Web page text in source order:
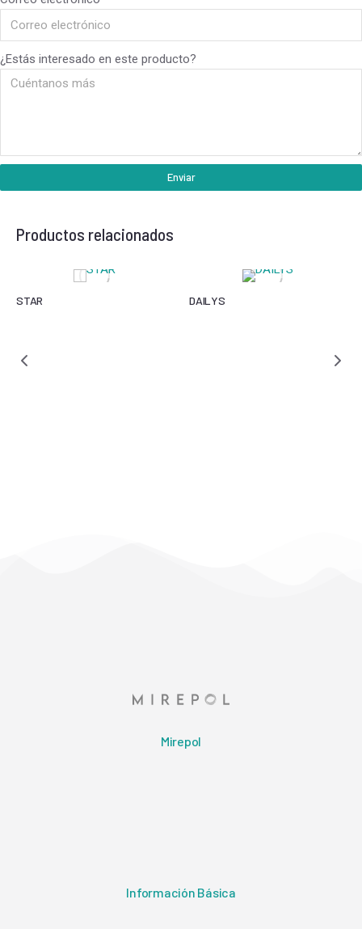
¿Estás interesado en este producto?
Enviar
Productos relacionados
STAR DAILYS
Mirepol
Información Básica